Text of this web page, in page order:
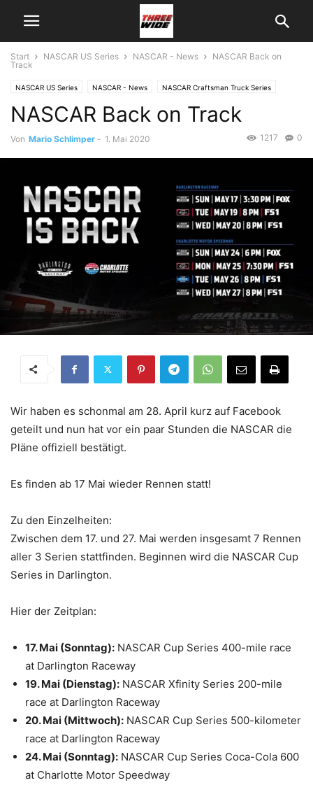
Start NASCAR US Series NASCAR - News
NASCAR Back on
Track
NASCAR US Series NASCAR - News NASCAR Craftsman Truck Series
NASCAR Cup Series NASCAR Xfinity Series
NASCAR Back on Track
Von Mario Schlimper - 1. Mai 2020 0
1217
Wir haben es schonmal am 28. April kurz auf Facebook
geteilt und nun hat vor ein paar Stunden die NASCAR die
Pläne offiziell bestätigt.
Es finden ab 17 Mai wieder Rennen statt!
Zu den Einzelheiten:
Zwischen dem 17. und 27. Mai werden insgesamt 7 Rennen
aller 3 Serien stattfinden. Beginnen wird die NASCAR Cup
Series in Darlington.
Hier der Zeitplan:
17. Mai (Sonntag): NASCAR Cup Series 400-mile race
at Darlington Raceway
19. Mai (Dienstag): NASCAR Xfinity Series 200-mile
race at Darlington Raceway
20. Mai (Mittwoch): NASCAR Cup Series 500-kilometer
race at Darlington Raceway
24. Mai (Sonntag): NASCAR Cup Series Coca-Cola 600
at Charlotte Motor Speedway